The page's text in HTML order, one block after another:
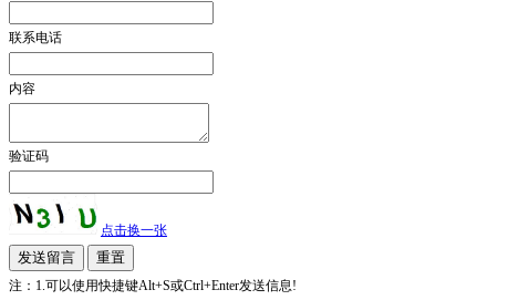
联系电话
内容
验证码
点击换一张
注：1.可以使用快捷键Alt+S或Ctrl+Enter发送信息!